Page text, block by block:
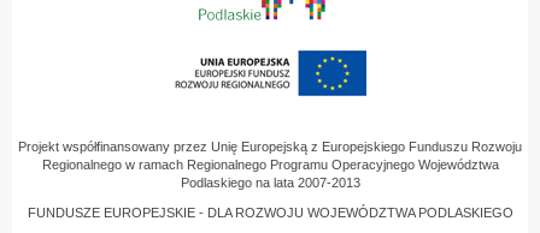
Projekt współfinansowany przez Unię Europejską z Europejskiego Funduszu Rozwoju
Regionalnego w ramach Regionalnego Programu Operacyjnego Województwa
Podlaskiego na lata 2007-2013
FUNDUSZE EUROPEJSKIE - DLA ROZWOJU WOJEWÓDZTWA PODLASKIEGO